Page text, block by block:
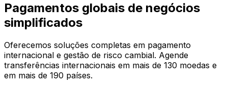
Pagamentos globais de negócios
simplificados
Oferecemos soluções completas em pagamento
internacional e gestão de risco cambial. Agende
transferências internacionais em mais de 130 moedas e
em mais de 190 países.